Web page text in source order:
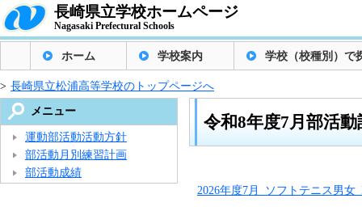
長崎県立学校ホームページ
Nagasaki Prefectural Schools
ホーム 学校案内 学校（校種別）で
> 長崎県立松浦高等学校のトップページへ
令和8年度7月部活動
2026年度7月_ソフトテニス男女
メニュー
運動部活動活動方針
部活動月別練習計画
部活動成績